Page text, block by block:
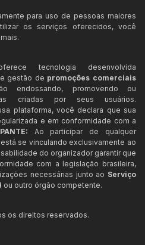
para uso de pessoas maiores
os serviços oferecidos, você
tecnologia desenvolvida
gestão de promoções comerciais
endossando, promovendo ou
criadas por seus usuários.
plataforma, você declara que sua
e em conformidade com a
Ao participar de qualquer
se vinculando exclusivamente ao
do organizador garantir que
com a legislação brasileira,
necessárias junto ao Serviço
ou outro órgão competente.
os direitos reservados.